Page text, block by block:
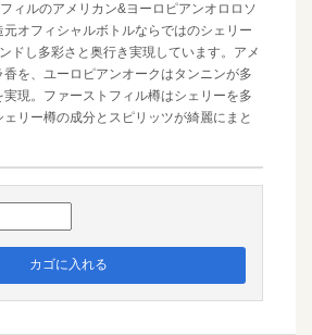
ィルのアメリカン&ヨーロピアンオロロソ
オフィシャルボトルならではのシェリー
ドし多彩さと奥行き実現しています。アメ
香を、ユーロピアンオークはタンニンが多
実現。ファーストフィル樽はシェリーを多
ェリー樽の成分とスピリッツが綺麗にまと